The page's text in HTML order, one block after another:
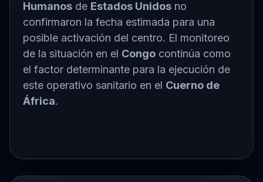
Humanos de Estados Unidos no
confirmaron la fecha estimada para una
posible activación del centro. El monitoreo
de la situación en el Congo continúa como
el factor determinante para la ejecución de
este operativo sanitario en el Cuerno de
África.